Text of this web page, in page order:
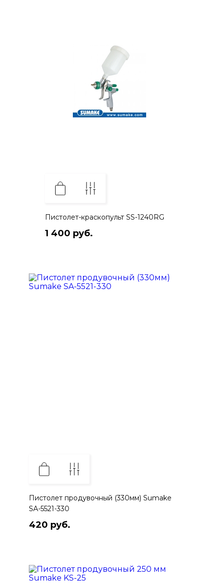
Пистолет-краскопульт SS-1240RG
1 400 руб.
Пистолет продувочный (330мм) Sumake
SA-5521-330
420 руб.